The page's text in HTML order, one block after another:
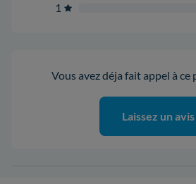
1
Vous avez déja fait appel à ce
Laissez un avis